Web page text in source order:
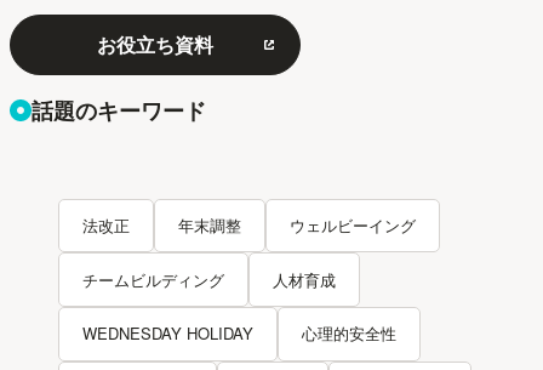
お役立ち資料
話題のキーワード
法改正 年末調整 ウェルビーイング
チームビルディング 人材育成
WEDNESDAY HOLIDAY 心理的安全性